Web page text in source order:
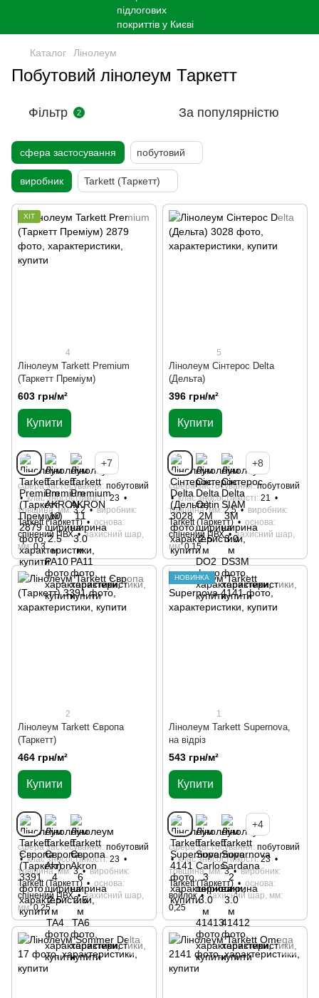
Каталог Лінолеум
Побутовий лінолеум Таркетт
Фільтр 2 За популярністю
сфера застосування побутовий
виробник Tarkett (Таркетт)
ХІТ
4
Лінолеум Tarkett Premium
(Таркетт Преміум)
603 грн/м²
Купити
+7
сфера застосування побутовий
клас зносостійкості 23
товщина, мм 3.2
виробник
Tarkett (Таркетт)
основа
спінений ПВХ
захисний шар,
мм 0,3
5
Лінолеум Сінтерос Delta
(Дельта)
396 грн/м²
Купити
+8
сфера застосування побутовий
клас зносостійкості 21
товщина, мм 2.5
виробник
Tarkett (Таркетт)
основа
спінений ПВХ
захисний шар,
мм 0,15
2
Лінолеум Tarkett Європа
(Таркетт)
464 грн/м²
Купити
сфера застосування побутовий
клас зносостійкості 23
товщина, мм 3
виробник
Tarkett (Таркетт)
основа
спінений ПВХ
захисний шар,
мм 0,25
НОВИНКА
1
Лінолеум Tarkett Supernova,
на відріз
543 грн/м²
Купити
+4
сфера застосування побутовий
клас зносостійкості 23
товщина, мм 3
виробник
Tarkett (Таркетт)
основа
войлок
захисний шар, мм
0,25